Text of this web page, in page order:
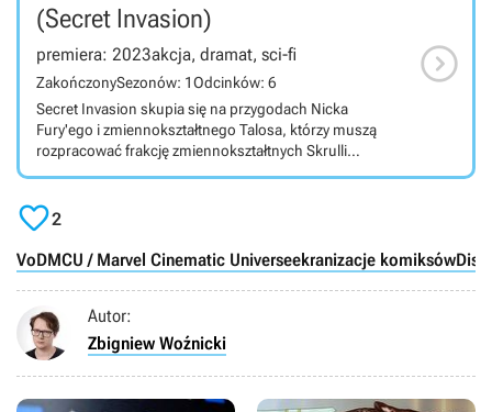
(Secret Invasion)
premiera: 2023akcja, dramat, sci-fi
ZakończonySezonów: 1Odcinków: 6
Secret Invasion skupia się na przygodach Nicka
Fury'ego i zmiennokształtnego Talosa, którzy muszą
rozpracować frakcję zmiennokształtnych Skrulli
komiksowym serialem akcji wyprodukowanym dla
platformy Disney+, którego twórcą jest Kyle Bradstreet
(Mr. Robot). Jego głównymi bohaterami są Nick Fury
oraz Talos, członek obcej rasy Skrulli potrafiących
zmieniać kształt. Wpadają oni na trop frakcji
pobratymców tego drugiego, którzy od lat infiltrują
Ziemię. Protagonistom przyjdzie się z nią zmierzyć. W
produkcji wystąpili m.in. Samuel L. Jackson (Nick Fury),
Ben Mendelsohn (Talos), Cobie Smulders (Maria Hill),
Killian Scott (Fiz), Rune Temte (Bron-Char) Don Cheadle

2
VoDMCU / Marvel Cinematic Universeekranizacje komiksów
Autor:
Zbigniew Woźnicki